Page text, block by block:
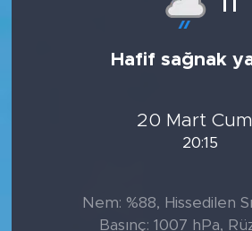
Hafif sağnak
20 Mart
20:15
Nem: %88, Hissedilen
Basınç: 1007 hPa,